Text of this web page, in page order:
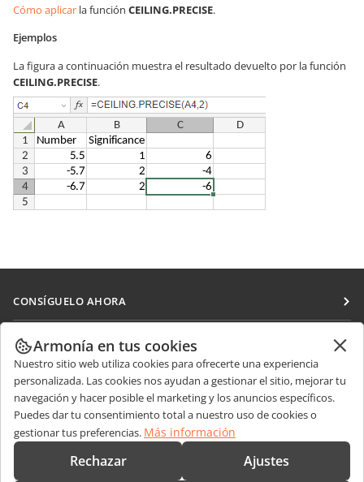
Cómo aplicar la función CEILING.PRECISE.
Ejemplos
La figura a continuación muestra el resultado devuelto por la función
CEILING.PRECISE.
CONSÍGUELO AHORA
Docs
DocSpace
Workspace
Conectores
Aplicaciones de escritorio
Aplicaciones móviles
COLABORAR
Para colaboradores
Para traductores
Para influencers
Vacantes
RECIBIR NOTICIAS
Blog
OBTENER AYUDA
Foro
CONTÁCTENOS
Armonía en tus cookies
Nuestro sitio web utiliza cookies para ofrecerte una experiencia
personalizada. Las cookies nos ayudan a gestionar el sitio, mejorar tu
navegación y hacer posible el marketing y los anuncios específicos.
Puedes dar tu consentimiento total a nuestro uso de cookies o
gestionar tus preferencias. Más información
Rechazar Ajustes